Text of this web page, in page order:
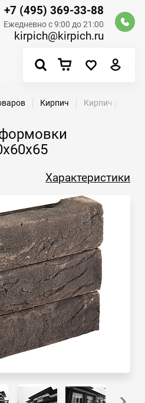
+7 (495) 369-33-88
Ежедневно с 9:00 до 21:00
kirpich@kirpich.ru
Кирпич Кирпич
Характеристики